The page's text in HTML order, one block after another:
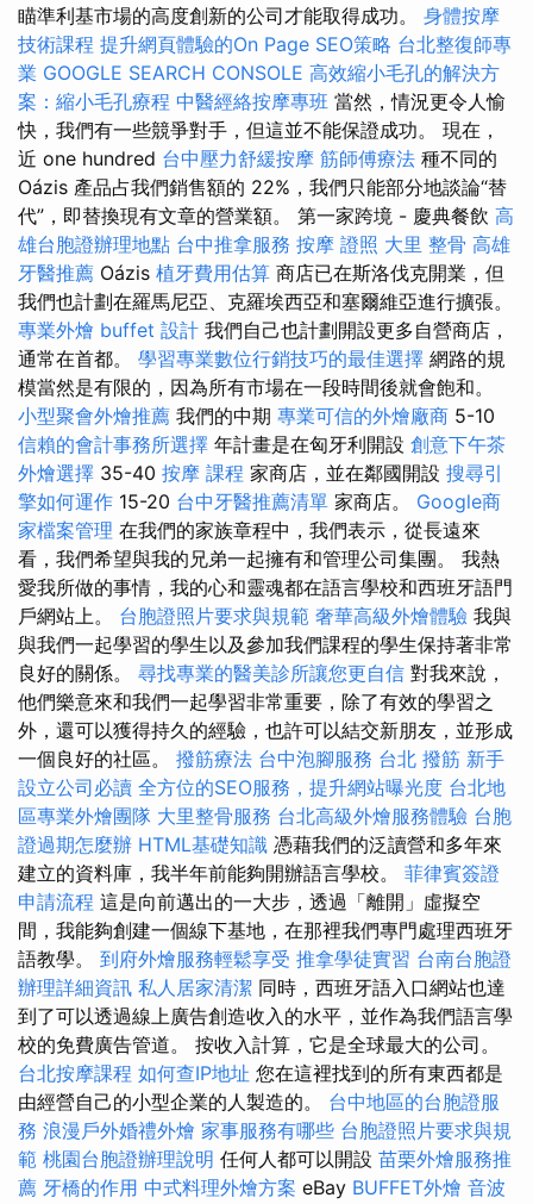
瞄準利基市場的高度創新的公司才能取得成功。 身體按摩
技術課程 提升網頁體驗的On Page SEO策略 台北整復師專
業 GOOGLE SEARCH CONSOLE 高效縮小毛孔的解決方
案：縮小毛孔療程 中醫經絡按摩專班 當然，情況更令人愉
快，我們有一些競爭對手，但這並不能保證成功。 現在，
近 one hundred 台中壓力舒緩按摩 筋師傅療法 種不同的
Oázis 產品占我們銷售額的 22%，我們只能部分地談論“替
代”，即替換現有文章的營業額。 第一家跨境 - 慶典餐飲 高
雄台胞證辦理地點 台中推拿服務 按摩 證照 大里 整骨 高雄
牙醫推薦 Oázis 植牙費用估算 商店已在斯洛伐克開業，但
我們也計劃在羅馬尼亞、克羅埃西亞和塞爾維亞進行擴張。
專業外燴 buffet 設計 我們自己也計劃開設更多自營商店，
通常在首都。 學習專業數位行銷技巧的最佳選擇 網路的規
模當然是有限的，因為所有市場在一段時間後就會飽和。
小型聚會外燴推薦 我們的中期 專業可信的外燴廠商 5-10
信賴的會計事務所選擇 年計畫是在匈牙利開設 創意下午茶
外燴選擇 35-40 按摩 課程 家商店，並在鄰國開設 搜尋引
擎如何運作 15-20 台中牙醫推薦清單 家商店。 Google商
家檔案管理 在我們的家族章程中，我們表示，從長遠來
看，我們希望與我的兄弟一起擁有和管理公司集團。 我熱
愛我所做的事情，我的心和靈魂都在語言學校和西班牙語門
戶網站上。 台胞證照片要求與規範 奢華高級外燴體驗 我與
與我們一起學習的學生以及參加我們課程的學生保持著非常
良好的關係。 尋找專業的醫美診所讓您更自信 對我來說，
他們樂意來和我們一起學習非常重要，除了有效的學習之
外，還可以獲得持久的經驗，也許可以結交新朋友，並形成
一個良好的社區。 撥筋療法 台中泡腳服務 台北 撥筋 新手
設立公司必讀 全方位的SEO服務，提升網站曝光度 台北地
區專業外燴團隊 大里整骨服務 台北高級外燴服務體驗 台胞
證過期怎麼辦 HTML基礎知識 憑藉我們的泛讀營和多年來
建立的資料庫，我半年前能夠開辦語言學校。 菲律賓簽證
申請流程 這是向前邁出的一大步，透過「離開」虛擬空
間，我能夠創建一個線下基地，在那裡我們專門處理西班牙
語教學。 到府外燴服務輕鬆享受 推拿學徒實習 台南台胞證
辦理詳細資訊 私人居家清潔 同時，西班牙語入口網站也達
到了可以透過線上廣告創造收入的水平，並作為我們語言學
校的免費廣告管道。 按收入計算，它是全球最大的公司。
台北按摩課程 如何查IP地址 您在這裡找到的所有東西都是
由經營自己的小型企業的人製造的。 台中地區的台胞證服
務 浪漫戶外婚禮外燴 家事服務有哪些 台胞證照片要求與規
範 桃園台胞證辦理說明 任何人都可以開設 苗栗外燴服務推
薦 牙橋的作用 中式料理外燴方案 eBay BUFFET外燴 音波